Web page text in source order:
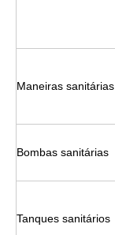
Maneiras sanitárias
Bombas sanitárias
Tanques sanitários